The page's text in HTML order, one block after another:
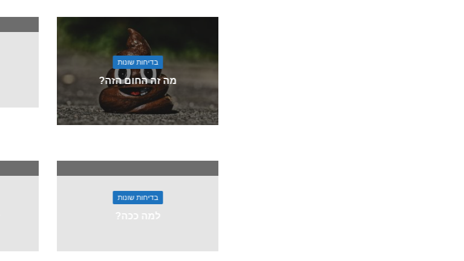
בדיחות שונות
מה זה החום הזה?
בדיחות שונות
למה ככה?